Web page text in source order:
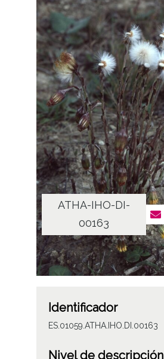
ATHA-IHO-DI-
00163
Identificador
ES.01059.ATHA.IHO.DI.00163
Nivel de descripción